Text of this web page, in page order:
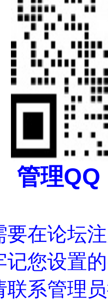
管理QQ
要在论坛
记您设置
联系管理